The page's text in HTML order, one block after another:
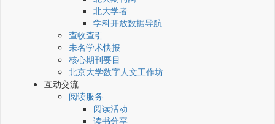
北大学者
学科开放数据导航
查收查引
未名学术快报
核心期刊要目
北京大学数字人文工作坊
互动交流
阅读服务
阅读活动
读书分享